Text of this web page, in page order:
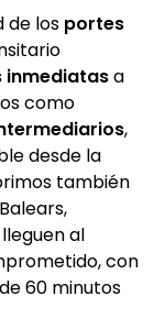
de los portes
inmediatasa
como
,
desde la
también
al
con
60 minutos